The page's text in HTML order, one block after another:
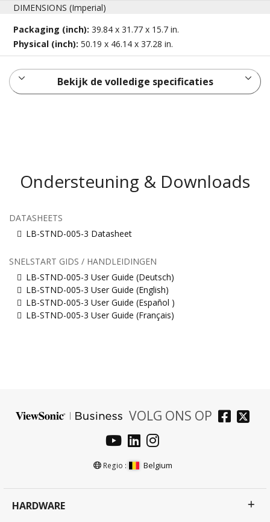
DIMENSIONS (Imperial)
Packaging (inch):39.84 x 31.77 x 15.7 in.
Physical (inch):50.19 x 46.14 x 37.28 in.
Bekijk de volledige specificaties
Ondersteuning & Downloads
DATASHEETS
LB-STND-005-3 Datasheet
SNELSTART GIDS / HANDLEIDINGEN
LB-STND-005-3 User Guide (Deutsch)
LB-STND-005-3 User Guide (English)
LB-STND-005-3 User Guide (Español )
LB-STND-005-3 User Guide (Français)
VOLG ONS OP
Regio : Belgium
HARDWARE